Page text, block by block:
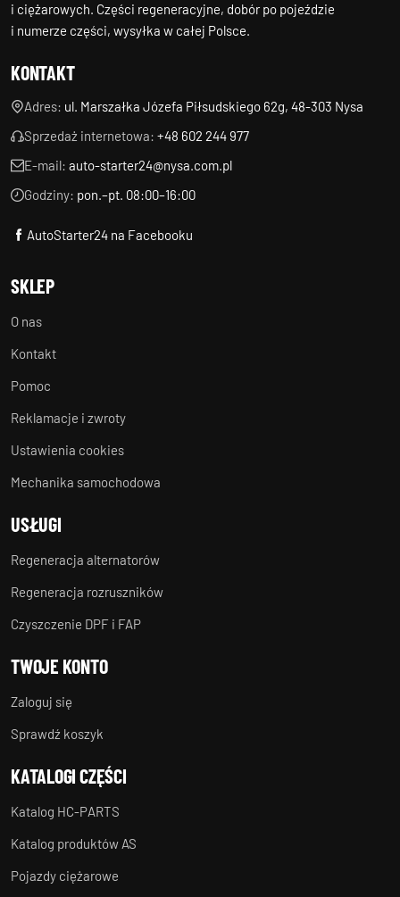
i ciężarowych. Części regeneracyjne, dobór po pojeździe
i numerze części, wysyłka w całej Polsce.
KONTAKT
Adres: ul. Marszałka Józefa Piłsudskiego 62g, 48-303 Nysa
Sprzedaż internetowa: +48 602 244 977
E-mail: auto-starter24@nysa.com.pl
Godziny: pon.–pt. 08:00–16:00
AutoStarter24 na Facebooku
SKLEP
O nas
Kontakt
Pomoc
Reklamacje i zwroty
Ustawienia cookies
Mechanika samochodowa
USŁUGI
Regeneracja alternatorów
Regeneracja rozruszników
Czyszczenie DPF i FAP
TWOJE KONTO
Zaloguj się
Sprawdź koszyk
KATALOGI CZĘŚCI
Katalog HC-PARTS
Katalog produktów AS
Pojazdy ciężarowe